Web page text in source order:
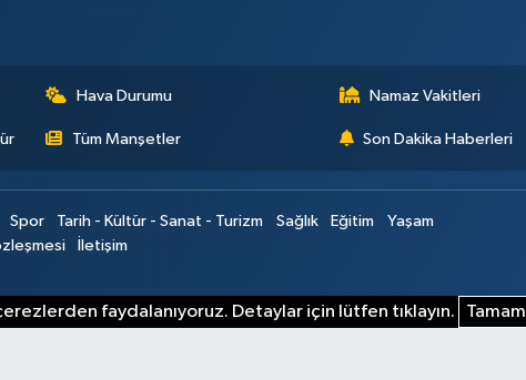
Hava Durumu Namaz Vakitleri
Tüm Manşetler Son Dakika Haberleri
Spor Tarih - Kültür - Sanat - Turizm Sağlık Eğitim
Yaşam
İletişim
faydalanıyoruz. Detaylar için lütfen tıklayın. Tamam